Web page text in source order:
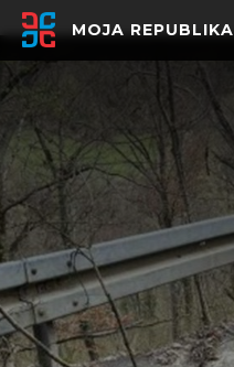
MOJA REPUBLIKA